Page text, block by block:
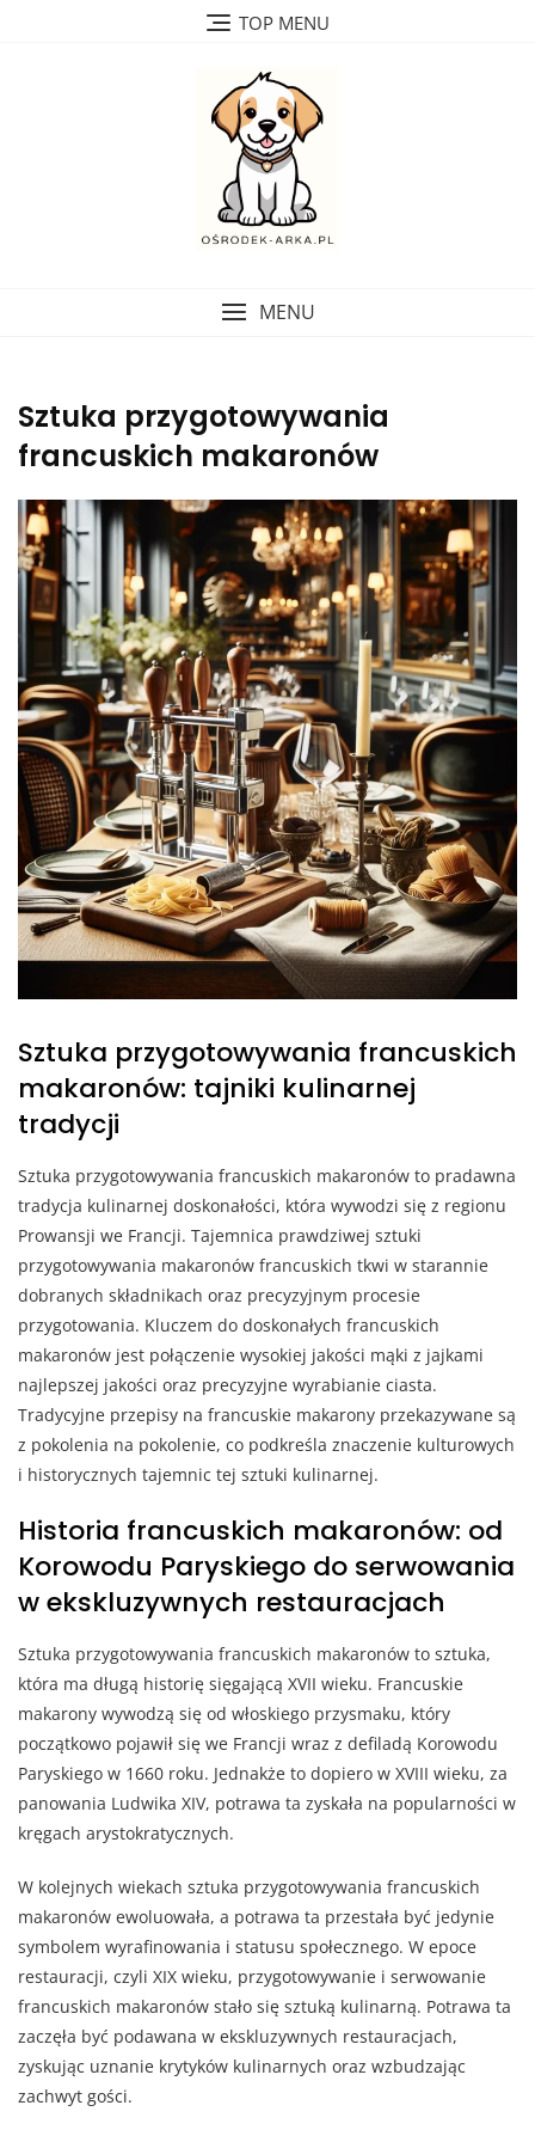
TOP MENU
MENU
Sztuka przygotowywania
francuskich makaronów
Sztuka przygotowywania francuskich
makaronów: tajniki kulinarnej
tradycji
Sztuka przygotowywania francuskich makaronów to pradawna
tradycja kulinarnej doskonałości, która wywodzi się z regionu
Prowansji we Francji. Tajemnica prawdziwej sztuki
przygotowywania makaronów francuskich tkwi w starannie
dobranych składnikach oraz precyzyjnym procesie
przygotowania. Kluczem do doskonałych francuskich
makaronów jest połączenie wysokiej jakości mąki z jajkami
najlepszej jakości oraz precyzyjne wyrabianie ciasta.
Tradycyjne przepisy na francuskie makarony przekazywane są
z pokolenia na pokolenie, co podkreśla znaczenie kulturowych
i historycznych tajemnic tej sztuki kulinarnej.
Historia francuskich makaronów: od
Korowodu Paryskiego do serwowania
w ekskluzywnych restauracjach
Sztuka przygotowywania francuskich makaronów to sztuka,
która ma długą historię sięgającą XVII wieku. Francuskie
makarony wywodzą się od włoskiego przysmaku, który
początkowo pojawił się we Francji wraz z defiladą Korowodu
Paryskiego w 1660 roku. Jednakże to dopiero w XVIII wieku, za
panowania Ludwika XIV, potrawa ta zyskała na popularności w
kręgach arystokratycznych.
W kolejnych wiekach sztuka przygotowywania francuskich
makaronów ewoluowała, a potrawa ta przestała być jedynie
symbolem wyrafinowania i statusu społecznego. W epoce
restauracji, czyli XIX wieku, przygotowywanie i serwowanie
francuskich makaronów stało się sztuką kulinarną. Potrawa ta
zaczęła być podawana w ekskluzywnych restauracjach,
zyskując uznanie krytyków kulinarnych oraz wzbudzając
zachwyt gości.